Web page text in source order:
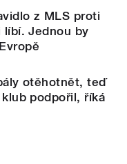
z MLS proti
líbí. Jednou by
otěhotnět, teď
podpořil, říká